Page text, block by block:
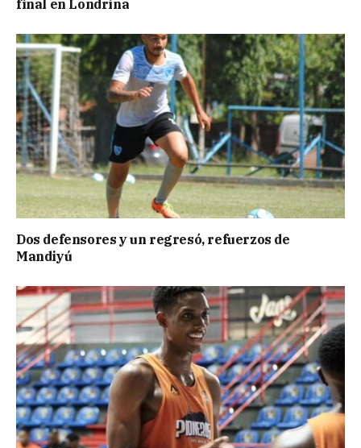
final en Londrina
Dos defensores y un regresó, refuerzos de
Mandiyú